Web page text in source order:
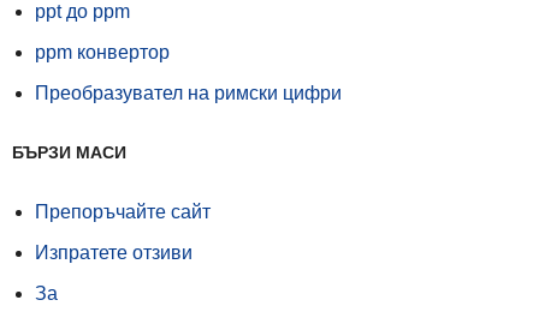
ppt до ppm
ppm конвертор
Преобразувател на римски цифри
БЪРЗИ МАСИ
Препоръчайте сайт
Изпратете отзиви
За